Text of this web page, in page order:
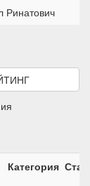
Ринатович
Категория